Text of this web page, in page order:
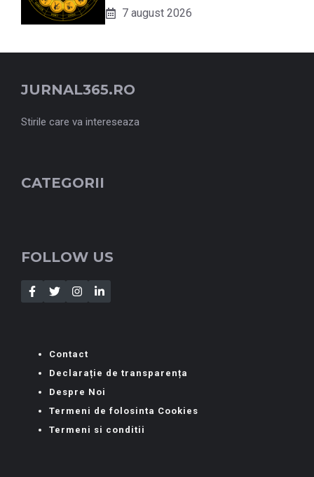
7 august 2026
JURNAL365.RO
Stirile care va intereseaza
CATEGORII
FOLLOW US
Contact
Declarație de transparența
Despre Noi
Termeni de folosinta Cookies
Termeni si conditii